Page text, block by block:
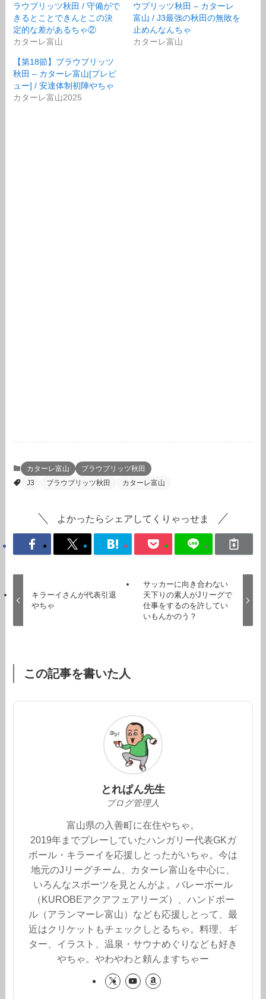
ラウブリッツ秋田 / 守備がで
きるとことできんとこの決
定的な差があるちゃ②
カターレ富山
ウブリッツ秋田 – カターレ
富山 / J3最強の秋田の無敗を
止めんなんちゃ
カターレ富山
【第18節】ブラウブリッツ
秋田 – カターレ富山[プレビ
ュー] / 安達体制初陣やちゃ
カターレ富山2025
カターレ富山
ブラウブリッツ秋田
J3
ブラウブリッツ秋田 カターレ富山
よかったらシェアしてくりゃっせま
キラーイさんが代表引退
やちゃ
サッカーに向き合わない
天下りの素人がJリーグで
仕事をするのを許してい
いもんかのう？
この記事を書いた人
とれぱん先生
ブログ管理人
富山県の入善町に在住やちゃ。
2019年までプレーしていたハンガリー代表GKガ
ボール・キラーイを応援しとったがいちゃ。今は
地元のJリーグチーム、カターレ富山を中心に、
いろんなスポーツを見とんがよ。バレーボール
（KUROBEアクアフェアリーズ）、ハンドボー
ル（アランマーレ富山）なども応援しとって、最
近はクリケットもチェックしとるちゃ。料理、ギ
ター、イラスト、温泉・サウナめぐりなども好き
やちゃ。やわやわと頼んますちゃー